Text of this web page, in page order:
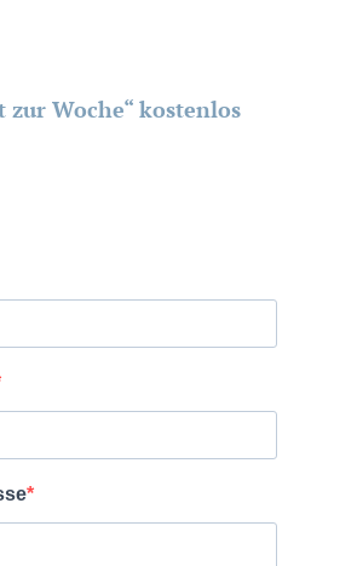
zur Woche“ kostenlos